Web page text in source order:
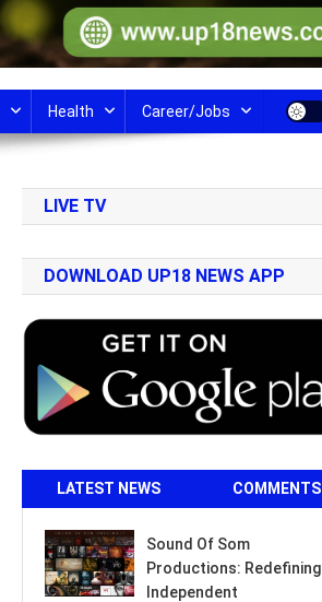
Health Career/Jobs
LIVE TV
DOWNLOAD UP18 NEWS APP
LATEST NEWS COMMENTS
Sound Of Som
Productions: Redefining
Independent